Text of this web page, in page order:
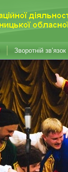
Зворотній зв’язок